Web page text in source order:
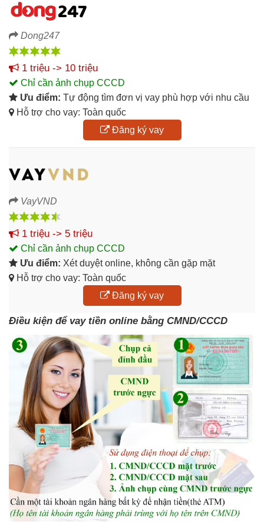
Dong247
1 triệu -> 10 triệu
Chỉ cần ảnh chụp CCCD
Ưu điểm: Tự động tìm đơn vị vay phù hợp với nhu cầu
Hỗ trợ cho vay: Toàn quốc
Đăng ký vay
VayVND
1 triệu -> 5 triệu
Chỉ cần ảnh chụp CCCD
Ưu điểm: Xét duyệt online, không cần gặp mặt
Hỗ trợ cho vay: Toàn quốc
Đăng ký vay
Điều kiện để vay tiền online bằng CMND/CCCD